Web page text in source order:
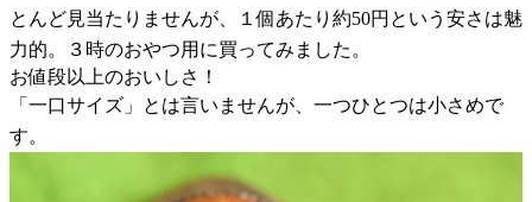
とんど見当たりませんが、１個あたり約50円という安さは魅
力的。３時のおやつ用に買ってみました。
お値段以上のおいしさ！
「一口サイズ」とは言いませんが、一つひとつは小さめで
す。